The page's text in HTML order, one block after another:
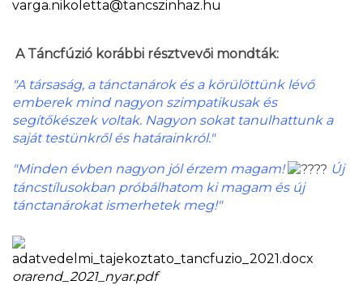
varga.nikoletta@tancszinhaz.hu
A Táncfúzió korábbi résztvevői mondták:
"A társaság, a tánctanárok és a körülöttünk lévő
emberek mind nagyon szimpatikusak és
segítőkészek voltak. Nagyon sokat tanulhattunk a
saját testünkről és határainkról."
"Minden évben nagyon jól érzem magam!
Új
táncstílusokban próbálhatom ki magam és új
tánctanárokat ismerhetek meg!"
adatvedelmi_tajekoztato_tancfuzio_2021.docx
orarend_2021_nyar.pdf